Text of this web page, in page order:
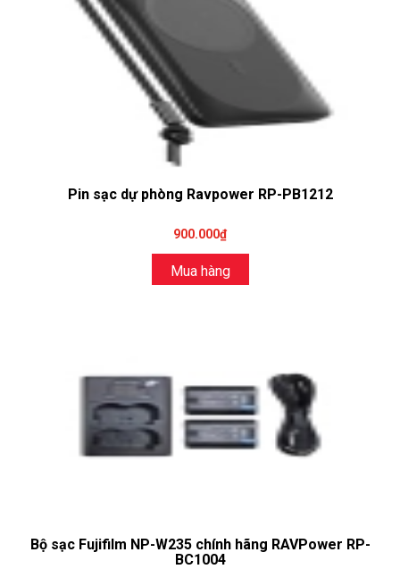
Pin sạc dự phòng Ravpower RP-PB1212
900.000₫
Mua hàng
Bộ sạc Fujifilm NP-W235 chính hãng RAVPower RP-
BC1004